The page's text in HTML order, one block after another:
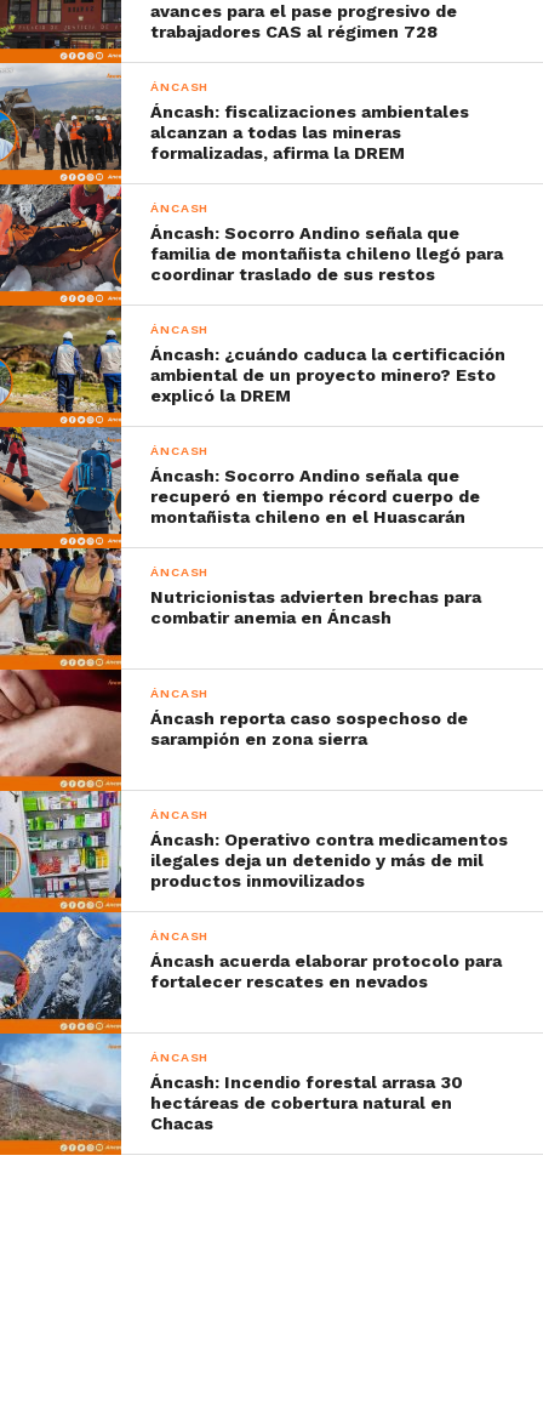
avances para el pase progresivo de
trabajadores CAS al régimen 728
ÁNCASH
Áncash: fiscalizaciones ambientales
alcanzan a todas las mineras
formalizadas, afirma la DREM
ÁNCASH
Áncash: Socorro Andino señala que
familia de montañista chileno llegó para
coordinar traslado de sus restos
ÁNCASH
Áncash: ¿cuándo caduca la certificación
ambiental de un proyecto minero? Esto
explicó la DREM
ÁNCASH
Áncash: Socorro Andino señala que
recuperó en tiempo récord cuerpo de
montañista chileno en el Huascarán
ÁNCASH
Nutricionistas advierten brechas para
combatir anemia en Áncash
ÁNCASH
Áncash reporta caso sospechoso de
sarampión en zona sierra
ÁNCASH
Áncash: Operativo contra medicamentos
ilegales deja un detenido y más de mil
productos inmovilizados
ÁNCASH
Áncash acuerda elaborar protocolo para
fortalecer rescates en nevados
ÁNCASH
Áncash: Incendio forestal arrasa 30
hectáreas de cobertura natural en
Chacas